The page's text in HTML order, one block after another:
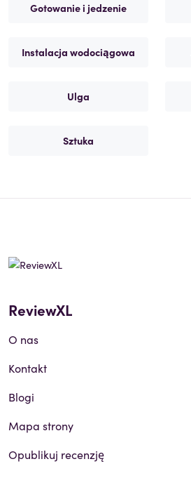
Gotowanie i jedzenie
Instalacja wodociągowa
Ulga
Sztuka
ReviewXL
O nas
Kontakt
Blogi
Mapa strony
Opublikuj recenzję